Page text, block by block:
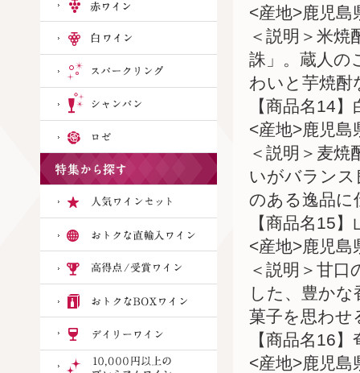
<産地>鹿児
＜説明＞米
誅」。蔵人の
わいと芋焼酎
【商品名14
<産地>鹿児
＜説明＞麦
いがバランス
のある逸品に
【商品名15
<産地>鹿児
＜説明＞甘口
した、豊か
菓子を思わせ
【商品名16
<産地>鹿児